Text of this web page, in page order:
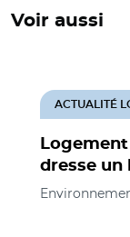
Voir aussi
dresse un
ACTUALITÉ